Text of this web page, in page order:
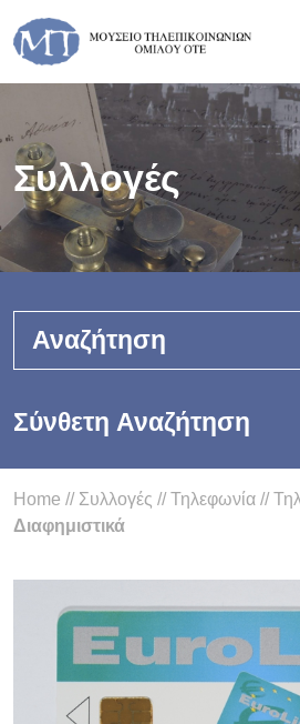
Συλλογές
Αναζήτηση
Σύνθετη Αναζήτηση
Home // Συλλογές //Τηλεφωνία //
Διαφημιστικά